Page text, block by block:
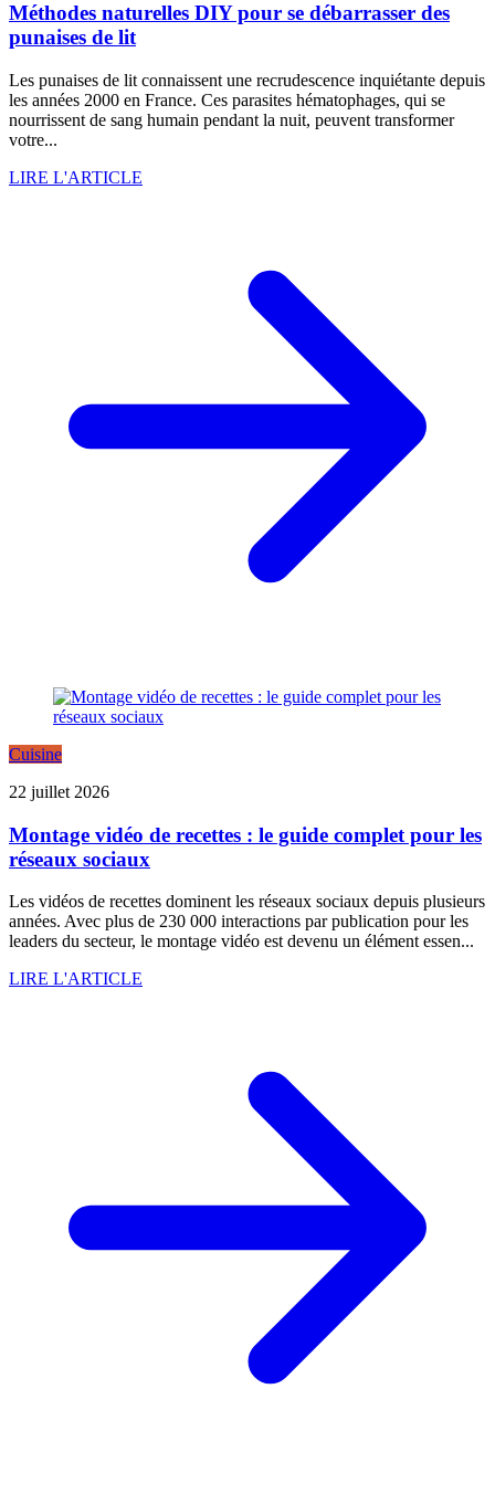
Méthodes naturelles DIY pour se débarrasser des
punaises de lit
Les punaises de lit connaissent une recrudescence inquiétante depuis
les années 2000 en France. Ces parasites hématophages, qui se
nourrissent de sang humain pendant la nuit, peuvent transformer
votre...
LIRE L'ARTICLE
Cuisine
22 juillet 2026
Montage vidéo de recettes : le guide complet pour les
réseaux sociaux
Les vidéos de recettes dominent les réseaux sociaux depuis plusieurs
années. Avec plus de 230 000 interactions par publication pour les
leaders du secteur, le montage vidéo est devenu un élément essen...
LIRE L'ARTICLE